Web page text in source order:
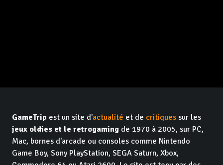
GameTrip est un site d'actualité et de critiques sur les
jeux oldies et le retrogaming de 1970 à 2005, sur PC,
Mac, bornes d'arcade ou consoles comme Nintendo
Game Boy, Sony PlayStation, SEGA Saturn, Xbox,